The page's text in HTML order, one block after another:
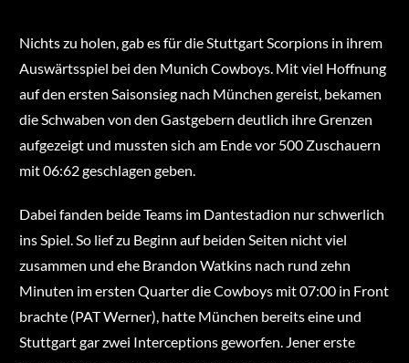
Nichts zu holen, gab es für die Stuttgart Scorpions in ihrem
Auswärtsspiel bei den Munich Cowboys. Mit viel Hoffnung
auf den ersten Saisonsieg nach München gereist, bekamen
die Schwaben von den Gastgebern deutlich ihre Grenzen
aufgezeigt und mussten sich am Ende vor 500 Zuschauern
mit 06:62 geschlagen geben.
Dabei fanden beide Teams im Dantestadion nur schwerlich
ins Spiel. So lief zu Beginn auf beiden Seiten nicht viel
zusammen und ehe Brandon Watkins nach rund zehn
Minuten im ersten Quarter die Cowboys mit 07:00 in Front
brachte (PAT Werner), hatte München bereits eine und
Stuttgart gar zwei Interceptions geworfen. Jener erste